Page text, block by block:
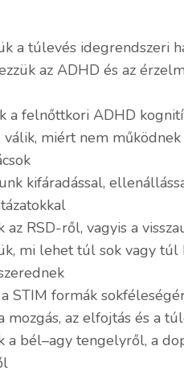
a túlevés idegrendszeri
az ADHD és az
a felnőttkori ADHD
miért nem működnek
kifáradással,
az RSD-ről, vagyis a
mi lehet túl sok vagy túl
STIM formák
mozgás, az elfojtás és a
a bél–agy tengelyről, a